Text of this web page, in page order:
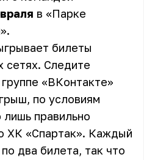
в «Парке
билеты
сетях. Следите
«ВКонтакте»
по условиям
лишь правильно
ХК «Спартак». Каждый
два билета, так что